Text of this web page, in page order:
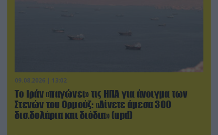
09.08.2026 | 13:02
Το Ιράν «παγώνει» τις ΗΠΑ για άνοιγμα των
Στενών του Ορμούζ: «Δίνετε άμεσα 300
δισ.δολάρια και διόδια» (upd)